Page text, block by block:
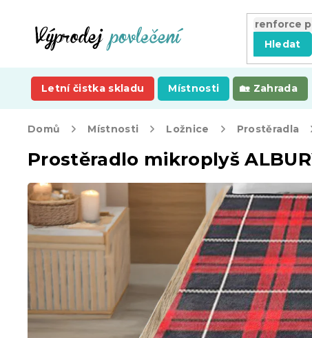
Hledat
Letní čistka skladu Místnosti Zahrada
Domů Místnosti Ložnice Prostěradla
Prostěradlo mikroplyš